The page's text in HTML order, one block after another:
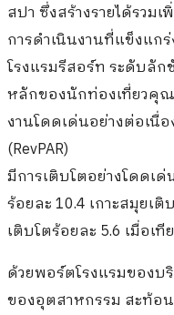
สปา ซึ่งสร้างรายได้รวม
การดำเนินงานที่แข็งแก
โรงแรมรีสอร์ท ระดับลั
หลักของนักท่องเที่ยวคุ
งานโดดเด่นอย่างต่อเนื่
(RevPAR)
มีการเติบโตอย่างโดดเ
ร้อยละ 10.4 เกาะสมุยเ
เติบโตร้อยละ 5.6 เมื่อเ
ด้วยพอร์ตโรงแรมของบ
ของอุตสาหกรรม สะท้อ